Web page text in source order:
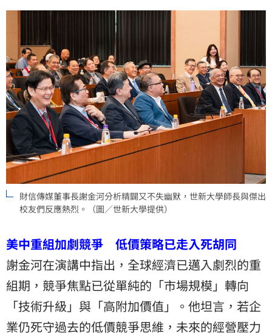
財信傳媒董事長謝金河分析精闢又不失幽默，世新大學師長與傑出
校友們反應熱烈。（圖／世新大學提供）
美中重組加劇競爭 低價策略已走入死胡同
謝金河在演講中指出，全球經濟已邁入劇烈的重
組期，競爭焦點已從單純的「市場規模」轉向
「技術升級」與「高附加價值」。他坦言，若企
業仍死守過去的低價競爭思維，未來的經營壓力